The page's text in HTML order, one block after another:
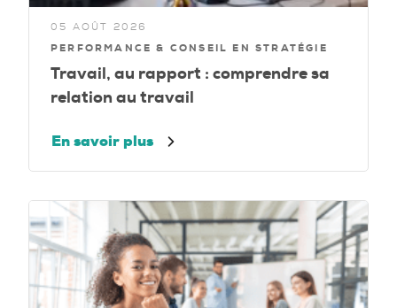
05 AOÛT 2026
PERFORMANCE & CONSEIL EN STRATÉGIE
Travail, au rapport : comprendre sa
relation au travail
En savoir plus